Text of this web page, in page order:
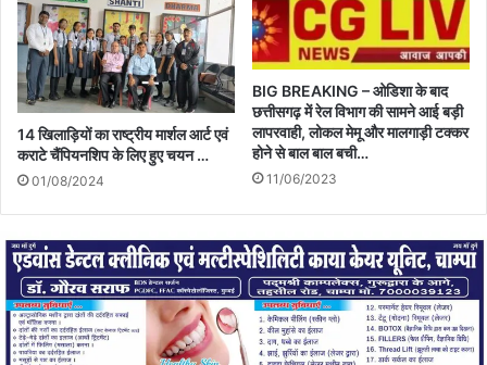
14 खिलाड़ियों का राष्ट्रीय मार्शल आर्ट एवं
कराटे चैंपियनशिप के लिए हुए चयन …
01/08/2024
BIG BREAKING – ओडिशा के बाद
छत्तीसगढ़ में रेल विभाग की सामने आई बड़ी
लापरवाही, लोकल मेमू और मालगाड़ी टक्कर
होने से बाल बाल बची…
11/06/2023